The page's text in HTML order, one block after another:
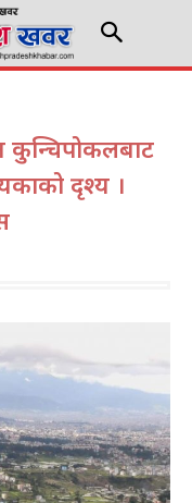
कुन्चिपोकलबाट
दृश्य ।